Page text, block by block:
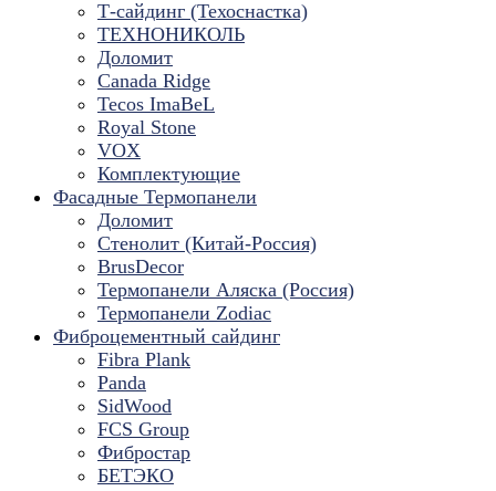
Т-сайдинг (Техоснастка)
ТЕХНОНИКОЛЬ
Доломит
Canada Ridge
Tecos ImaBeL
Royal Stone
VOX
Комплектующие
Фасадные Термопанели
Доломит
Стенолит (Китай-Россия)
BrusDecor
Термопанели Аляска (Россия)
Термопанели Zodiac
Фиброцементный сайдинг
Fibra Plank
Panda
SidWood
FCS Group
Фибростар
БЕТЭКО